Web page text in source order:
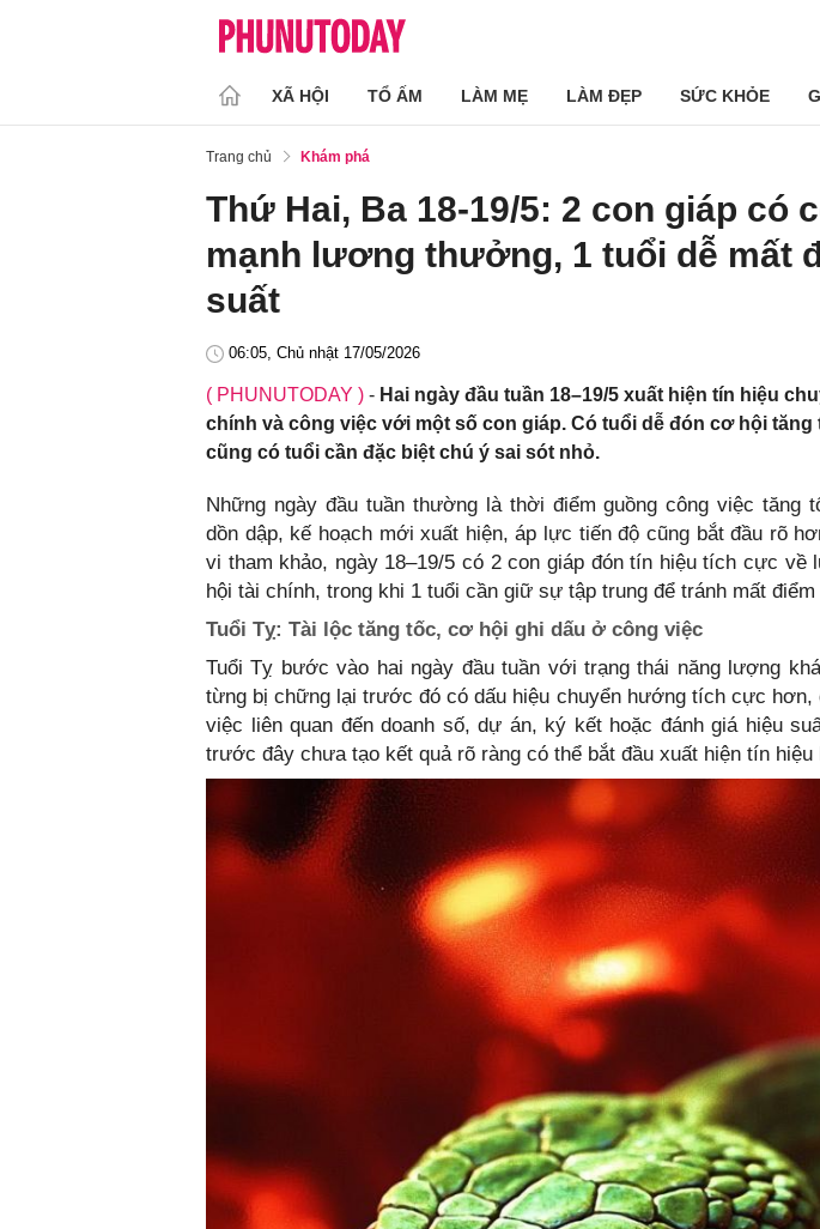
XÃ HỘI TỔ ẤM LÀM MẸ LÀM ĐẸP SỨC KHỎE
Trang chủ Khám phá
Thứ Hai, Ba 18-19/5: 2 con giáp có
mạnh lương thưởng, 1 tuổi dễ mất
suất
06:05, Chủ nhật 17/05/2026
( PHUNUTODAY ) - Hai ngày đầu tuần 18–19/5 xuất hiện tín hiệu
chính và công việc với một số con giáp. Có tuổi dễ đón cơ hội
cũng có tuổi cần đặc biệt chú ý sai sót nhỏ.
Những ngày đầu tuần thường là thời điểm guồng công việc tăng
dồn dập, kế hoạch mới xuất hiện, áp lực tiến độ cũng bắt đầu rõ
vi tham khảo, ngày 18–19/5 có 2 con giáp đón tín hiệu tích cực
hội tài chính, trong khi 1 tuổi cần giữ sự tập trung để tránh mất điểm
Tuổi Tỵ: Tài lộc tăng tốc, cơ hội ghi dấu ở công việc
Tuổi Tỵ bước vào hai ngày đầu tuần với trạng thái năng lượng
từng bị chững lại trước đó có dấu hiệu chuyển hướng tích cực hơn,
việc liên quan đến doanh số, dự án, ký kết hoặc đánh giá hiệu
trước đây chưa tạo kết quả rõ ràng có thể bắt đầu xuất hiện tín hiệu